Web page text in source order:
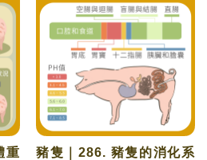
重
豬隻｜286. 豬隻的消化系